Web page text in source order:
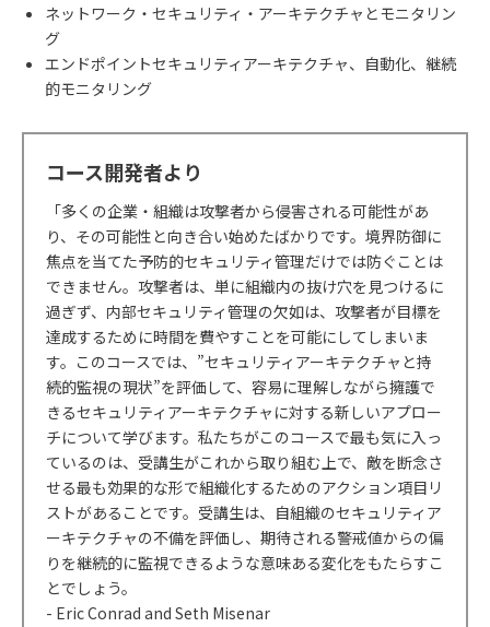
ネットワーク・セキュリティ・アーキテクチャとモニタリン
グ
エンドポイントセキュリティアーキテクチャ、自動化、継続
的モニタリング
コース開発者より
「多くの企業・組織は攻撃者から侵害される可能性があ
り、その可能性と向き合い始めたばかりです。境界防御に
焦点を当てた予防的セキュリティ管理だけでは防ぐことは
できません。攻撃者は、単に組織内の抜け穴を見つけるに
過ぎず、内部セキュリティ管理の欠如は、攻撃者が目標を
達成するために時間を費やすことを可能にしてしまいま
す。このコースでは、”セキュリティアーキテクチャと持
続的監視の現状”を評価して、容易に理解しながら擁護で
きるセキュリティアーキテクチャに対する新しいアプロー
チについて学びます。私たちがこのコースで最も気に入っ
ているのは、受講生がこれから取り組む上で、敵を断念さ
せる最も効果的な形で組織化するためのアクション項目リ
ストがあることです。受講生は、自組織のセキュリティア
ーキテクチャの不備を評価し、期待される警戒値からの偏
りを継続的に監視できるような意味ある変化をもたらすこ
とでしょう。
- Eric Conrad and Seth Misenar